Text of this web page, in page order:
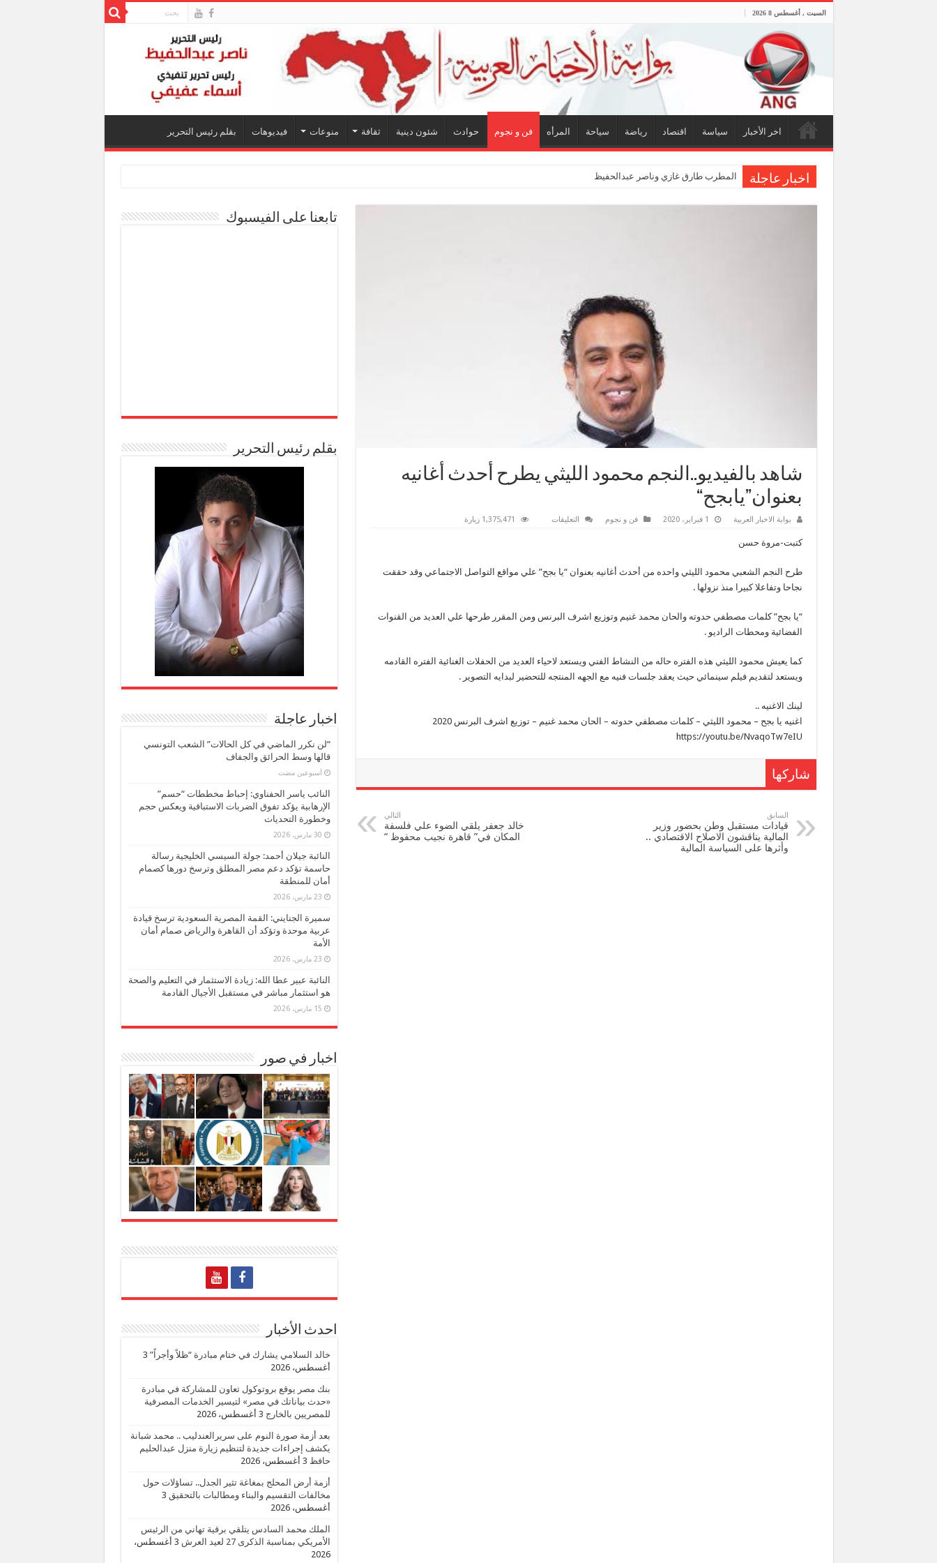
السبت , أغسطس 8 2026
اخر الأخبار سياسة اقتصاد رياضة سياحة المرأه فن و نجوم حوادث شئون دينية ثقافة منوعات فيديوهات بقلم رئيس التحرير
اخبار عاجلة المطرب طارق غازي وناصر عبدالحفيظ.. شراكة فنية تر
شاهد بالفيديو..النجم محمود الليثي يطرح أحدث أغانيه
بعنوان”يابجح“
بوابة الاخبار العربية 1 فبراير، 2020 فن و نجوم التعليقات
أحدث
1,375,471 زيارة
كتبت-مروة حسن
طرح النجم الشعبي محمود الليثي واحده من أحدث أغانيه بعنوان “يا بجح” علي مواقع التواصل الاجتماعي وقد حققت
نجاحا وتفاعلا كبيرا منذ نزولها .
“يا بجح” كلمات مصطفي حدوته والحان محمد غنيم وتوزيع اشرف البرنس ومن المقرر طرحها علي العديد من القنوات
الفضائية ومحطات الراديو .
كما يعيش محمود الليثي هذه الفتره حاله من النشاط الفني ويستعد لاحياء العديد من الحفلات الغنائية الفتره القادمه
ويستعد لتقديم فيلم سينمائي حيث يعقد جلسات فنيه مع الجهه المنتجه للتحضير لبدايه التصوير .
لينك الاغنيه ..
اغنيه يا بجح – محمود الليثي – كلمات مصطفي حدوته – الحان محمد غنيم – توزيع اشرف البرنس 2020
https://youtu.be/NvaqoTw7eIU
شاركها
السابق
قيادات مستقبل وطن بحضور وزير
المالية يناقشون الاصلاح الاقتصادي ..
وأثرها على السياسة المالية
التالي
خالد جعفر يلقي الضوء علي فلسفة
المكان في” قاهرة نجيب محفوظ “
تابعنا على الفيسبوك
بقلم رئيس التحرير
اخبار عاجلة
“لن نكرر الماضي في كل الحالات” الشعب التونسي
قالها وسط الحرائق والجفاف
‏أسبوعين مضت
النائب ياسر الحفناوي: إحباط مخططات “حسم”
الإرهابية يؤكد تفوق الضربات الاستباقية ويعكس حجم
وخطورة التحديات
30 مارس، 2026
النائبة جيلان أحمد: جولة السيسي الخليجية رسالة
حاسمة تؤكد دعم مصر المطلق وترسخ دورها كصمام
أمان للمنطقة
23 مارس، 2026
سميرة الجنايني: القمة المصرية السعودية ترسخ قيادة
عربية موحدة وتؤكد أن القاهرة والرياض صمام أمان
الأمة
23 مارس، 2026
النائبة عبير عطا الله: زيادة الاستثمار في التعليم والصحة
هو استثمار مباشر في مستقبل الأجيال القادمة
15 مارس، 2026
اخبار في صور
احدث الأخبار
خالد السلامي يشارك في ختام مبادرة “ظلاً وأجراً” 3
أغسطس، 2026
بنك مصر يوقع بروتوكول تعاون للمشاركة في مبادرة
«حدث بياناتك في مصر» لتيسير الخدمات المصرفية
للمصريين بالخارج 3 أغسطس، 2026
بعد أزمة صورة النوم على سريرالعندليب .. محمد شبانة
يكشف إجراءات جديدة لتنظيم زيارة منزل عبدالحليم
حافظ 3 أغسطس، 2026
أزمة أرض المحلج بمغاغة تثير الجدل.. تساؤلات حول
مخالفات التقسيم والبناء ومطالبات بالتحقيق 3
أغسطس، 2026
الملك محمد السادس يتلقي برقية تهاني من الرئيس
الأمريكي بمناسبة الذكرى 27 لعيد العرش
3 أغسطس،
2026